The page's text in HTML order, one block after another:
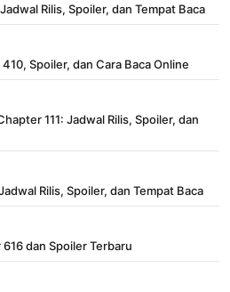
Rilis, Spoiler, dan Tempat Baca
Spoiler, dan Cara Baca Online
111: Jadwal Rilis, Spoiler, dan
Rilis, Spoiler, dan Tempat Baca
dan Spoiler Terbaru